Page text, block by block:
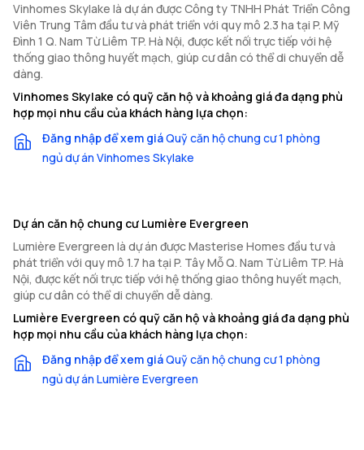
Vinhomes Skylake là dự án được Công ty TNHH Phát Triển Công
Viên Trung Tâm đầu tư và phát triển với quy mô 2.3 ha tại P. Mỹ
Đình 1 Q. Nam Từ Liêm TP. Hà Nội, được kết nối trực tiếp với hệ
thống giao thông huyết mạch, giúp cư dân có thể di chuyển dễ
dàng.
Vinhomes Skylake có quỹ căn hộ và khoảng giá đa dạng phù
hợp mọi nhu cầu của khách hàng lựa chọn:
Đăng nhập để xem giáQuỹ căn hộ chung cư 1 phòng
ngủ dự án Vinhomes Skylake
Dự án căn hộ chung cư Lumière Evergreen
Lumière Evergreen là dự án được Masterise Homes đầu tư và
phát triển với quy mô 1.7 ha tại P. Tây Mỗ Q. Nam Từ Liêm TP. Hà
Nội, được kết nối trực tiếp với hệ thống giao thông huyết mạch,
giúp cư dân có thể di chuyển dễ dàng.
Lumière Evergreen có quỹ căn hộ và khoảng giá đa dạng phù
hợp mọi nhu cầu của khách hàng lựa chọn:
Đăng nhập để xem giáQuỹ căn hộ chung cư 1 phòng
ngủ dự án Lumière Evergreen